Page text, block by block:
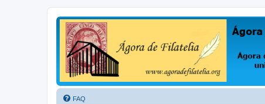
Ágora de Filatelia
Foro sobre filatelia o sobre lo que se tercie. Ágora de Filatelia es un
FAQ